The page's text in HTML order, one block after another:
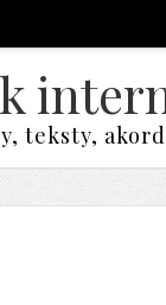
teksty,